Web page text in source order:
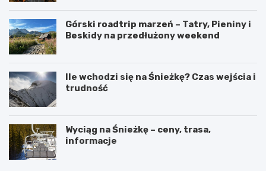
Górski roadtrip marzeń – Tatry, Pieniny i
Beskidy na przedłużony weekend
Ile wchodzi się na Śnieżkę? Czas wejścia i
trudność
Wyciąg na Śnieżkę – ceny, trasa,
informacje
W
O